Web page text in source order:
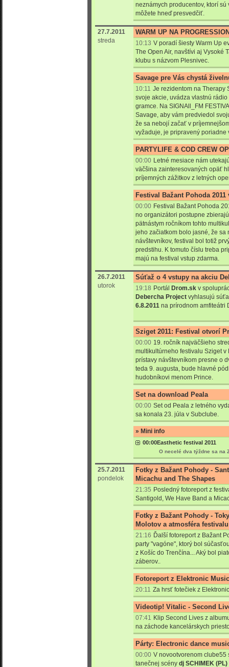
neznámych producentov, ktorí
môžete hneď presvedčiť.
27.7.2011
streda
WARM UP NA
10:13 V poradí šiesty Warm Up
The Open Air, navštívi aj Vysoké
klubu s názvom Plesnivec.
Savage pre Vás chystá
10:11 Je rezidentom na Therapy
svoje akcie, uvádza vlastnú
gramce. Na SIGNAll_FM
Savage, aby vám predviedol
že sa nebojí začať v
vyžaduje, je pripravený poriadne
PARTYLIFE & COD CREW
00:00 Letné mesiace nám
väčšina zainteresovaných opäť
príjemných zážitkov z letných
Festival Bažant Pohoda
00:00 Festival Bažant Pohoda
no organizátori postupne
pätnástym ročníkom tohto
jeho začiatkom bolo jasné, že
návštevníkov, festival bol totiž
predstihu. K tomuto číslu treba
majú na festival vstup zdarma.
26.7.2011
utorok
Súťaž o 4 vstupy na akciu
19:18 Portál Drom.sk v
Debercha Project vyhlasujú
6.8.2011 na prírodnom amfiteátri
Sziget 2011: Festival otvorí
00:00 19. ročník najväčšieho
multikultúrneho festivalu Sziget
prístavy návštevníkom presne o
teda 9. augusta, bude hlavné
hudobníkovi menom Prince.
Set na download Peala
00:00 Set od Peala z letného
sa konala 23. júla v Subclube.
» Mini info
00:00Easthetic festival 2011
O necelé dva týždne sa na
25.7.2011
pondelok
Fotky z Bažant Pohody -
Micachu and The Shapes
21:35 Posledný fotoreport z
Santigold, We Have Band a
Fotky z Bažant Pohody -
Molotov a atmosféra festivalu
21:16 Ďalší fotoreport z Bažant
party "vagóne", ktorý bol
z Košíc do Trenčína... Aký bol
záberov..
Fotoreport z Elektronic
20:11 Za hrsť fotečiek z
Videotip! Vitalic - Second
07:41 Klip Second Lives z
na záchode kancelárskych
Párty: Electronic dance
00:00 V novootvorenom
tanečnej scény dj SCHIMEK (PL)